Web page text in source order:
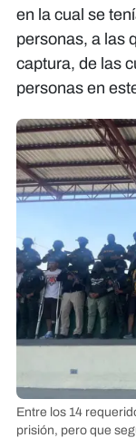
en la cual se
personas, a las
captura, de las
personas en
Entre los 14
prisión, pero que